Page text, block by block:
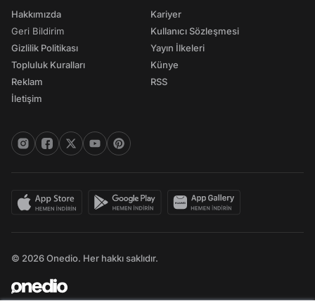
Hakkımızda
Geri Bildirim
Gizlilik Politikası
Topluluk Kuralları
Reklam
İletişim
Kariyer
Kullanıcı Sözleşmesi
Yayın İlkeleri
Künye
RSS
© 2026 Onedio. Her hakkı saklıdır.